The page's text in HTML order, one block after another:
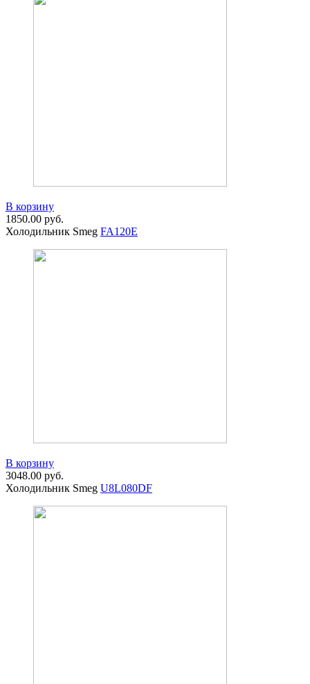
В корзину
1850.00 руб.
Холодильник Smeg FA120E
В корзину
3048.00 руб.
Холодильник Smeg U8L080DF